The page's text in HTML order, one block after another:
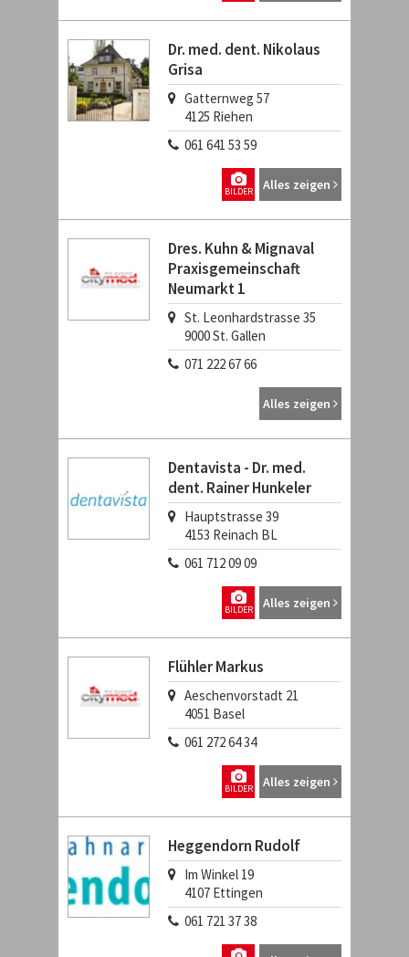
Dr. med. dent. Nikolaus
Grisa
Gatternweg 57
4125 Riehen
061 641 53 59
Alles zeigen
BILDER
Dres. Kuhn & Mignaval
Praxisgemeinschaft
Neumarkt 1
St. Leonhardstrasse 35
9000St. Gallen
071 222 67 66
Alles zeigen
Dentavista - Dr. med.
dent. Rainer Hunkeler
Hauptstrasse 39
4153 Reinach BL
061 712 09 09
Alles zeigen
BILDER
Flühler Markus
Aeschenvorstadt 21
4051 Basel
061 272 64 34
Alles zeigen
BILDER
Heggendorn Rudolf
Im Winkel 19
4107 Ettingen
061 721 37 38